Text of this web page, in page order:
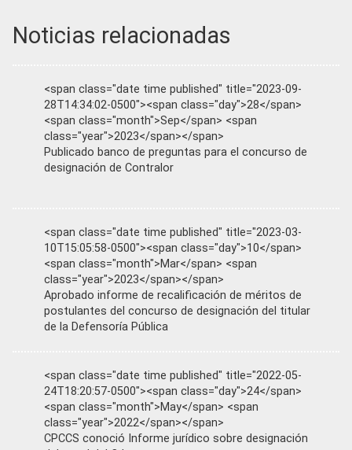
Noticias relacionadas
<span class="date time published" title="2023-09-
28T14:34:02-0500"><span class="day">28</span>
<span class="month">Sep</span> <span
class="year">2023</span></span>
Publicado banco de preguntas para el concurso de
designación de Contralor
<span class="date time published" title="2023-03-
10T15:05:58-0500"><span class="day">10</span>
<span class="month">Mar</span> <span
class="year">2023</span></span>
Aprobado informe de recalificación de méritos de
postulantes del concurso de designación del titular
de la Defensoría Pública
<span class="date time published" title="2022-05-
24T18:20:57-0500"><span class="day">24</span>
<span class="month">May</span> <span
class="year">2022</span></span>
CPCCS conoció Informe jurídico sobre designación